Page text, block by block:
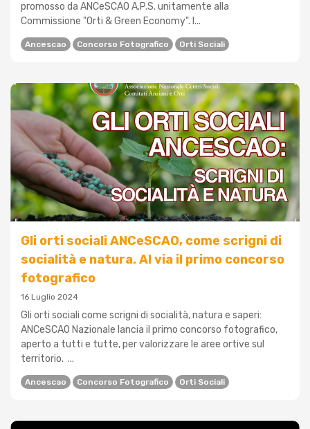
promosso da ANCeSCAO A.P.S. unitamente alla
Commissione "Orti & Green Economy". I...
Ancescao Concorso Fotografico Orti Sociali
Gli orti sociali ANCeSCAO, come scrigni di
socialità e natura. Al via il primo concorso
fotografico
16 Luglio 2024
Gli orti sociali come scrigni di socialità, natura e saperi:
ANCeSCAO Nazionale lancia il primo concorso fotografico,
aperto a tutti e tutte, per valorizzare le aree ortive sul
territorio. ...
Ancescao Concorso Fotografico Orti Sociali